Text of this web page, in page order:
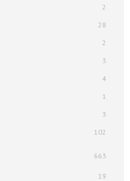
2
28
2
3
4
1
3
102
663
19